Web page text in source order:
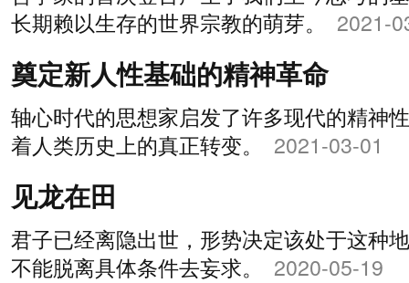
长期赖以生存的世界宗教的萌芽。 2021-
奠定新人性基础的精神革命
轴心时代的思想家启发了许多现代的精神
着人类历史上的真正转变。 2021-03-01
见龙在田
君子已经离隐出世，形势决定该处于这种
不能脱离具体条件去妄求。 2020-05-19